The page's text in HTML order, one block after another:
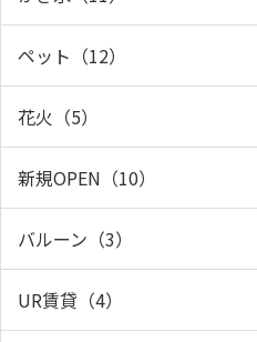
ペット（12）
花火（5）
新規OPEN（10）
バルーン（3）
UR賃貸（4）